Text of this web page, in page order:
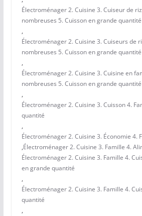
Électroménager 2. Cuisine 3. Cuiseur de
nombreuses 5. Cuisson en grande quantité
,
Électroménager 2. Cuisine 3. Cuiseurs de
nombreuses 5. Cuisson en grande quantité
,
Électroménager 2. Cuisine 3. Cuisine en
nombreuses 5. Cuisson en grande quantité
,
Électroménager 2. Cuisine 3. Cuisson 4.
quantité
,
Électroménager 2. Cuisine 3. Économie 4.
,Électroménager 2. Cuisine 3. Famille 4.
Électroménager 2. Cuisine 3. Famille 4.
en grande quantité
,
Électroménager 2. Cuisine 3. Famille 4.
quantité
,